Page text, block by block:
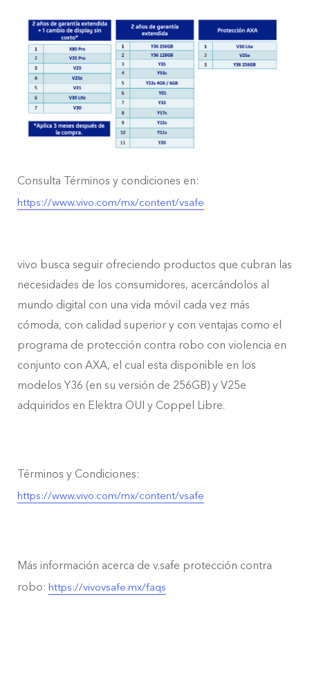
Consulta Términos y condiciones en:
https://www.vivo.com/mx/content/vsafe
vivo busca seguir ofreciendo productos que cubran las
necesidades de los consumidores, acercándolos al
mundo digital con una vida móvil cada vez más
cómoda, con calidad superior y con ventajas como el
programa de protección contra robo con violencia en
conjunto con AXA, el cual esta disponible en los
modelos Y36 (en su versión de 256GB) y V25e
adquiridos en Elektra OUI y Coppel Libre.
Términos y Condiciones:
https://www.vivo.com/mx/content/vsafe
Más información acerca de v.safe protección contra
robo: https://vivovsafe.mx/faqs